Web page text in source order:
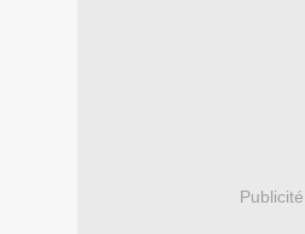
Publicité